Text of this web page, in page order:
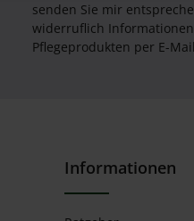
senden Sie mir
widerruflich
Pflegeprodukten per E-
Informationen